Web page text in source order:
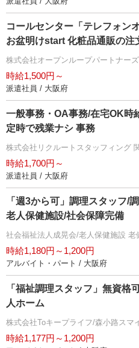
コールセンター「テレフォン
お盆明けstart 化粧品通販の注
株式会社オープンループパートナーズ
時給1,500円～
派遣社員 / 大阪府
一般事務・OA事務/在宅OK時
定時で残業ナシ 事務
株式会社リクルートスタッフィング
時給1,700円～
派遣社員 / 大阪府
「週3から可」調理スタッフ/
老人保健施設/社会保障完備
社会福祉法人成晃会/老人保健施設 老
時給1,180円～1,200円
アルバイト・パート / 大阪府
「福祉調理スタッフ」無資格
人ホーム
株式会社Toキープライフ/森小路スマ
時給1,177円～1,200円